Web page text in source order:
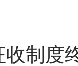
收制度